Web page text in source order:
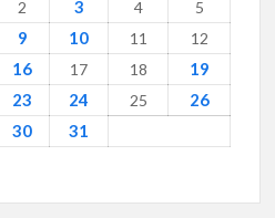
2 3 4 5
9 10 11 12
16 17 18 19
23 24 25
26
30
31